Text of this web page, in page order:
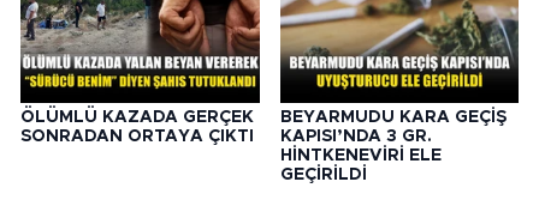
ÖLÜMLÜ KAZADA GERÇEK
SONRADAN ORTAYA ÇIKTI
BEYARMUDU KARA GEÇİŞ
KAPISI’NDA 3 GR.
HİNTKENEVİRİ ELE
GEÇİRİLDİ